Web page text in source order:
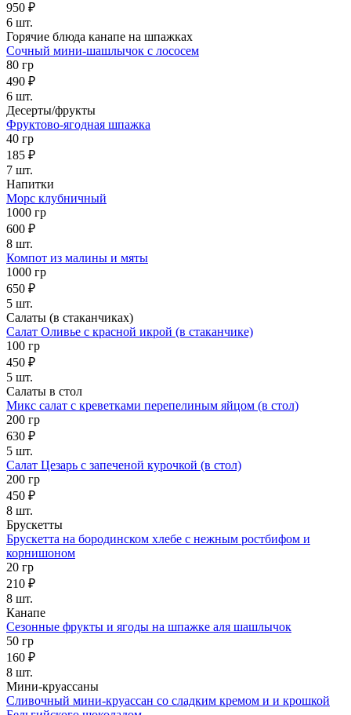
950 ₽
6 шт.
Горячие блюда канапе на шпажках
Сочный мини-шашлычок с лососем
80 гр
490 ₽
6 шт.
Десерты/фрукты
Фруктово-ягодная шпажка
40 гр
185 ₽
7 шт.
Напитки
Морс клубничный
1000 гр
600 ₽
8 шт.
Компот из малины и мяты
1000 гр
650 ₽
5 шт.
Салаты (в стаканчиках)
Салат Оливье с красной икрой (в стаканчике)
100 гр
450 ₽
5 шт.
Салаты в стол
Микс салат с креветками перепелиным яйцом (в стол)
200 гр
630 ₽
5 шт.
Салат Цезарь с запеченой курочкой (в стол)
200 гр
450 ₽
8 шт.
Брускетты
Брускетта на бородинском хлебе с нежным ростбифом и
корнишоном
20 гр
210 ₽
8 шт.
Канапе
Сезонные фрукты и ягоды на шпажке аля шашлычок
50 гр
160 ₽
8 шт.
Мини-круассаны
Сливочный мини-круассан со сладким кремом и и крошкой